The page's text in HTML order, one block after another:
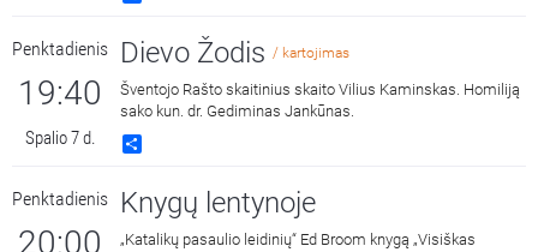
Penktadienis
19:40
Spalio 7 d.
Dievo Žodis / kartojimas
Šventojo Rašto skaitinius skaito Vilius Kaminskas. Homiliją
sako kun. dr. Gediminas Jankūnas.
Penktadienis
20:00
Knygų lentynoje
„Katalikų pasaulio leidinių“ Ed Broom knygą „Visiškas